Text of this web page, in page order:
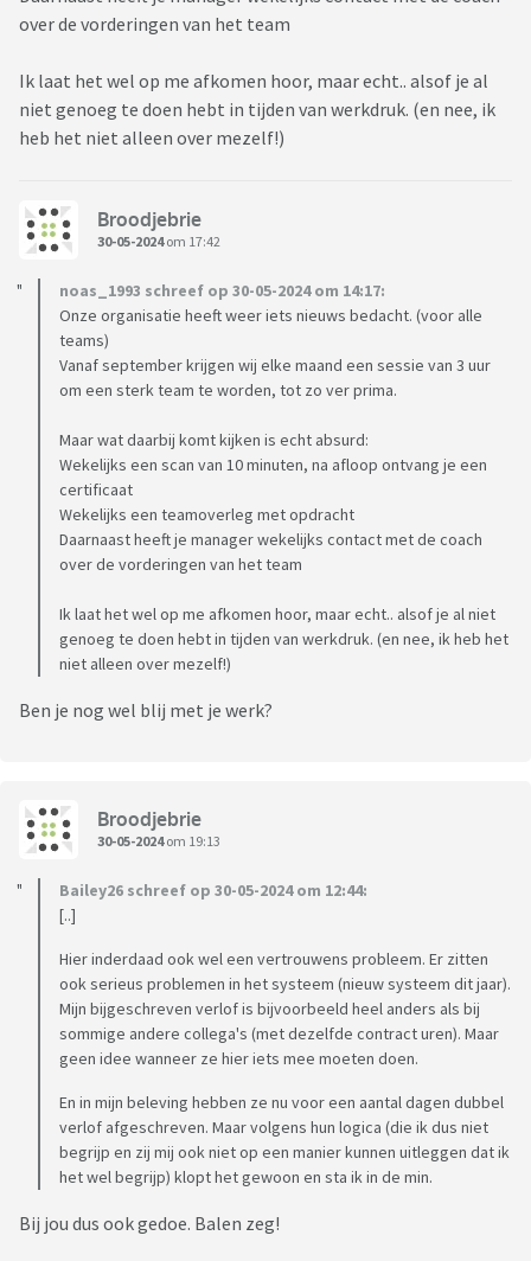
over de vorderingen van het team
Ik laat het wel op me afkomen hoor, maar echt.. alsof je al
niet genoeg te doen hebt in tijden van werkdruk. (en nee, ik
heb het niet alleen over mezelf!)
Broodjebrie
30-05-2024om 17:42
noas_1993 schreef op 30-05-2024 om 14:17:
Onze organisatie heeft weer iets nieuws bedacht. (voor alle
teams)
Vanaf september krijgen wij elke maand een sessie van 3 uur
om een sterk team te worden, tot zo ver prima.
Maar wat daarbij komt kijken is echt absurd:
Wekelijks een scan van 10 minuten, na afloop ontvang je een
certificaat
Wekelijks een teamoverleg met opdracht
Daarnaast heeft je manager wekelijks contact met de coach
over de vorderingen van het team
Ik laat het wel op me afkomen hoor, maar echt.. alsof je al niet
genoeg te doen hebt in tijden van werkdruk. (en nee, ik heb het
niet alleen over mezelf!)
Ben je nog wel blij met je werk?
Broodjebrie
30-05-2024om 19:13
Bailey26 schreef op 30-05-2024 om 12:44:
[..]
Hier inderdaad ook wel een vertrouwens probleem. Er zitten
ook serieus problemen in het systeem (nieuw systeem dit jaar).
Mijn bijgeschreven verlof is bijvoorbeeld heel anders als bij
sommige andere collega's (met dezelfde contract uren). Maar
geen idee wanneer ze hier iets mee moeten doen.
En in mijn beleving hebben ze nu voor een aantal dagen dubbel
verlof afgeschreven. Maar volgens hun logica (die ik dus niet
begrijp en zij mij ook niet op een manier kunnen uitleggen dat ik
het wel begrijp) klopt het gewoon en sta ik in de min.
Bij jou dus ook gedoe. Balen zeg!